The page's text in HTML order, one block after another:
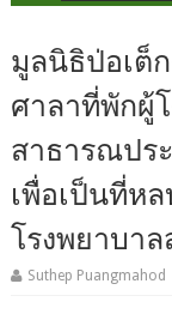
มูลนิธิป่อเต็
ศาลาที่พักผู้
สาธารณปร
เพื่อเป็นที่ห
โรงพยาบา
Suthep Puangmahod